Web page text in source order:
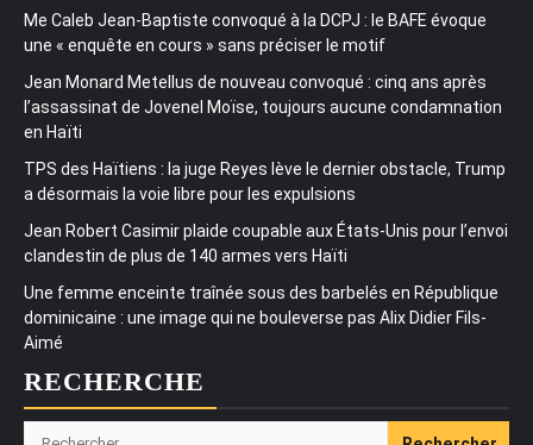
Me Caleb Jean-Baptiste convoqué à la DCPJ : le BAFE évoque
une « enquête en cours » sans préciser le motif
Jean Monard Metellus de nouveau convoqué : cinq ans après
l’assassinat de Jovenel Moïse, toujours aucune condamnation
en Haïti
TPS des Haïtiens : la juge Reyes lève le dernier obstacle, Trump
a désormais la voie libre pour les expulsions
Jean Robert Casimir plaide coupable aux États-Unis pour l’envoi
clandestin de plus de 140 armes vers Haïti
Une femme enceinte traînée sous des barbelés en République
dominicaine : une image qui ne bouleverse pas Alix Didier Fils-
Aimé
RECHERCHE
Rechercher :